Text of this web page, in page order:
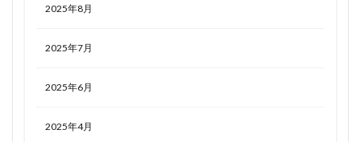
2025年8月
2025年7月
2025年6月
2025年4月